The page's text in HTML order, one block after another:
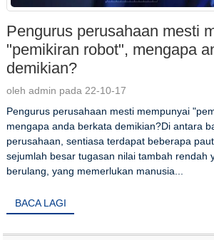
Pengurus perusahaan mesti
"pemikiran robot", mengapa
demikian?
oleh admin pada 22-10-17
Pengurus perusahaan mesti mempunyai
mengapa anda berkata demikian?Di antara
perusahaan, sentiasa terdapat beberapa
sejumlah besar tugasan nilai tambah rendah
berulang, yang memerlukan manusia...
BACA LAGI